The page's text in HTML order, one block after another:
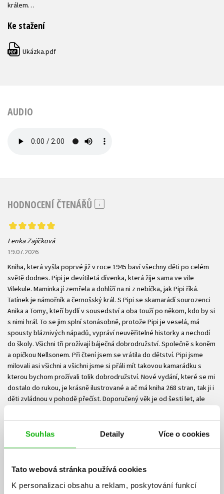
Souhlas Detaily Více o cookies
Tato webová stránka používá cookies
K personalizaci obsahu a reklam, poskytování funkcí
králem…
Ke stažení
PDF Ukázka.pdf
AUDIO
HODNOCENÍ ČTENÁŘŮ
Lenka Zajíčková
19.07.2026
Kniha, která vyšla poprvé již v roce 1945 baví všechny děti po celém
světě dodnes. Pipi je devítiletá dívenka, která žije sama ve vile
Vilekule. Maminka jí zemřela a dohlíží na ni z nebíčka, jak Pipi říká.
Tatínek je námořník a černošský král. S Pipi se skamarádí sourozenci
Anika a Tomy, kteří bydlí v sousedství a oba touží po někom, kdo by si
s nimi hrál. To se jim splní stonásobně, protože Pipi je veselá, má
spousty bláznivých nápadů, vypráví neuvěřitelné historky a nechodí
do školy. Všichni tři prožívají báječná dobrodružství. Společně s koněm
a opičkou Nellsonem. Při čtení jsem se vrátila do dětství. Pipi jsme
milovali asi všichni a všichni jsme si přáli mít takovou kamarádku s
kterou bychom prožívali tolik dobrodružství. Nové vydání, které se mi
dostalo do rukou, je krásně ilustrované a ač má kniha 268 stran, tak ji i
děti zvládnou v pohodě přečíst. Doporučený věk je od šesti let, ale
mohou knihu číst dětem před spaním. Pipi Dlouhá punčocha je prostě
kniha, která bude bavit i následující generace.
Vaše hodnocení
Uživatelskou recenzi mohou vkládat pouze registrovaní uživatelé